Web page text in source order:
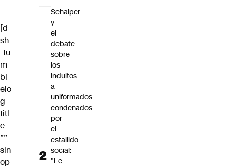
[d
sh
_tu
m
bl
elo
g
titl
e=
””
sin
op
Schalper
y
el
debate
sobre
los
indultos
a
uniformados
condenados
por
el
estallido
social:
"Le